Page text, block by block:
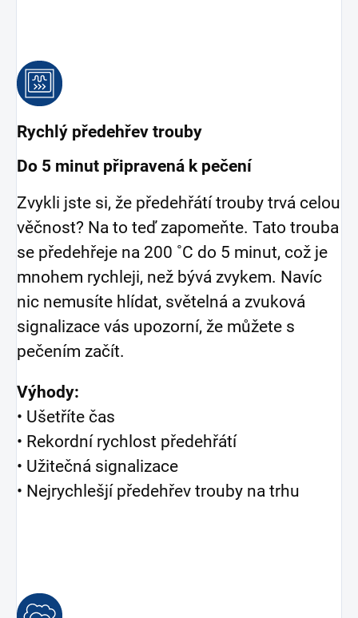
Rychlý předehřev trouby
Do 5 minut připravená k pečení
Zvykli jste si, že předehřátí trouby trvá celou
věčnost? Na to teď zapomeňte. Tato trouba
se předehřeje na 200 ˚C do 5 minut, což je
mnohem rychleji, než bývá zvykem. Navíc
nic nemusíte hlídat, světelná a zvuková
signalizace vás upozorní, že můžete s
pečením začít.
Výhody:
• Ušetříte čas
• Rekordní rychlost předehřátí
• Užitečná signalizace
• Nejrychlešjí předehřev trouby na trhu